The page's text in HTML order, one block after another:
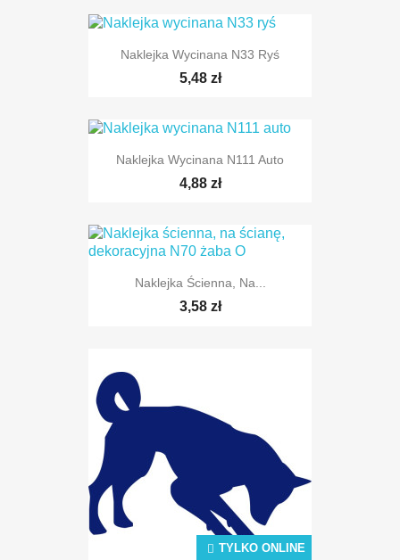
Naklejka Wycinana N33 Ryś
5,48 zł
Naklejka Wycinana N111 Auto
4,88 zł
Naklejka Ścienna, Na...
3,58 zł
TYLKO ONLINE
TYLKO ONLINE